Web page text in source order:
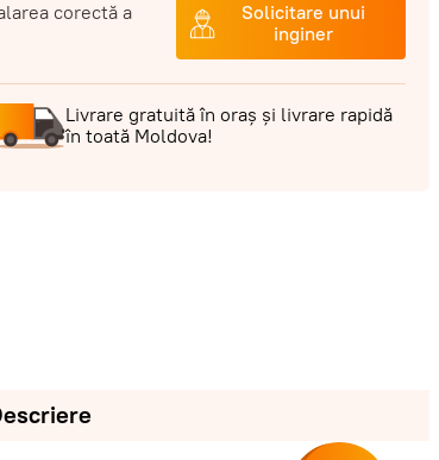
corectă a
Solicitare unui
inginer
Livrare gratuită în oraș și livrare rapidă
în toată Moldova!